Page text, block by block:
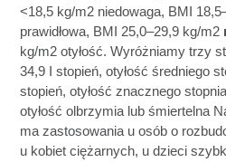
<18,5 kg/m2 niedowaga, BMI
prawidłowa, BMI 25,0–29,9 kg/m2
kg/m2 otyłość. Wyróżniamy trzy
34,9 I stopień, otyłość średniego
stopień, otyłość znacznego
otyłość olbrzymia lub śmiertelna
ma zastosowania u osób o
u kobiet ciężarnych, u dzieci